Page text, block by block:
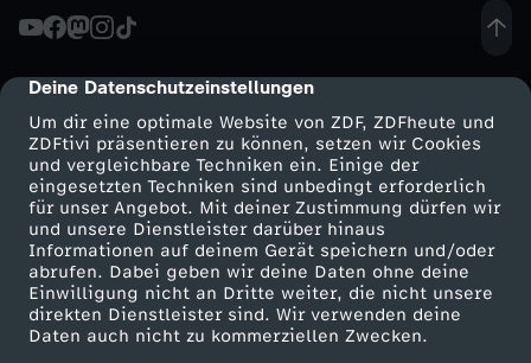
cmp-dialog-description
Deine Datenschutzeinstellungen
Um dir eine optimale Website von ZDF, ZDFheute und
ZDFtivi präsentieren zu können, setzen wir Cookies
und vergleichbare Techniken ein. Einige der
eingesetzten Techniken sind unbedingt erforderlich
für unser Angebot. Mit deiner Zustimmung dürfen wir
und unsere Dienstleister darüber hinaus
Informationen auf deinem Gerät speichern und/oder
abrufen. Dabei geben wir deine Daten ohne deine
Einwilligung nicht an Dritte weiter, die nicht unsere
direkten Dienstleister sind. Wir verwenden deine
Daten auch nicht zu kommerziellen Zwecken.
n
g
e
W
o
c
Mehr ZDF
ZDF-Apps
Smart TV
ZDFtext
Service
ZDFmitreden
Kontakt zum ZDF
Tickets